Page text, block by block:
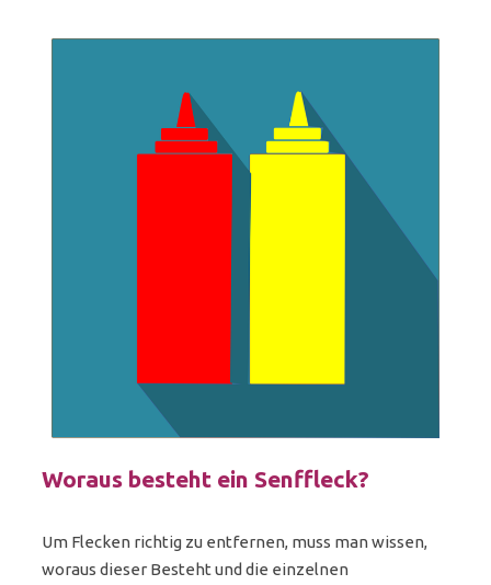
Woraus besteht ein Senffleck?
Um Flecken richtig zu entfernen, muss man wissen,
woraus dieser Besteht und die einzelnen